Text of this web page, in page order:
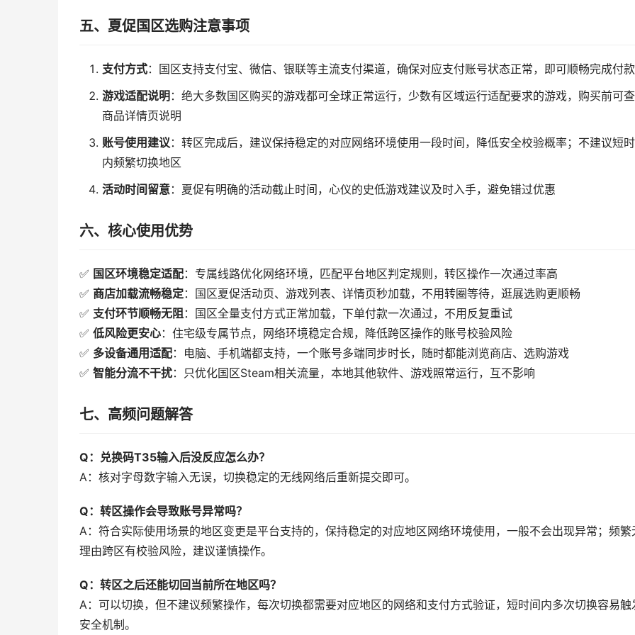
五、夏促国区选购注意事项
支付方式：国区支持支付宝、微信、银联等主流支付渠道，确保对应支付账号状态正常，即可顺畅完成付款
游戏适配说明 ：绝大多数国区购买的游戏都可全球正常运行，少数有区域运行适配要求的游戏，购买前可
商品详情页说明
账号使用建议：转区完成后，建议保持稳定的对应网络环境使用一段时间，降低安全校验概率；不建议短
内频繁切换地区
活动时间留意：夏促有明确的活动截止时间，心仪的史低游戏建议及时入手，避免错过优惠
六、核心使用优势
✅ 国区环境稳定适配：专属线路优化网络环境，匹配平台地区判定规则，转区操作一次通过率高
✅ 商店加载流畅稳定：国区夏促活动页、游戏列表、详情页秒加载，不用转圈等待，逛展选购更顺畅
✅ 支付环节顺畅无阻：国区全量支付方式正常加载，下单付款一次通过，不用反复重试
✅ 低风险更安心：住宅级专属节点，网络环境稳定合规，降低跨区操作的账号校验风险
✅ 多设备通用适配：电脑、手机端都支持，一个账号多端同步时长，随时都能浏览商店、选购游戏
✅ 智能分流不干扰：只优化国区Steam相关流量，本地其他软件、游戏照常运行，互不影响
七、高频问题解答
Q：兑换码T35输入后没反应怎么办？
A：核对字母数字输入无误，切换稳定的无线网络后重新提交即可。
Q：转区操作会导致账号异常吗？
A：符合实际使用场景的地区变更是平台支持的，保持稳定的对应地区网络环境使用，一般不会出现异常；频繁
理由跨区有校验风险，建议谨慎操作。
Q：转区之后还能切回当前所在地区吗？
A：可以切换，但不建议频繁操作，每次切换都需要对应地区的网络和支付方式验证，短时间内多次切换容易触
安全机制。